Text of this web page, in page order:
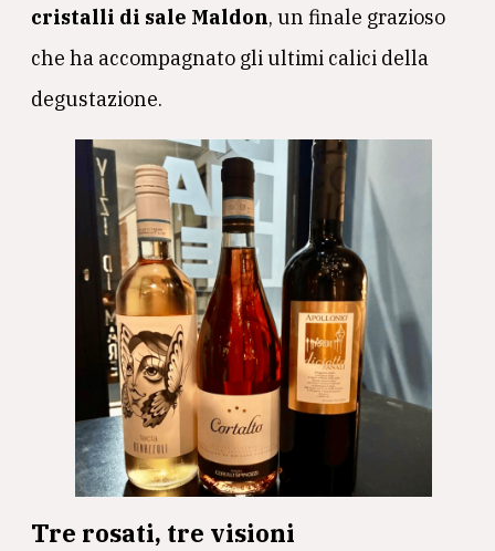
cristalli di sale Maldon, un finale grazioso
che ha accompagnato gli ultimi calici della
degustazione.
Tre rosati, tre visioni